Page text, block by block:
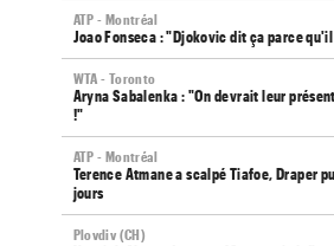
ATP - Montréal
Joao Fonseca : "Djokovic dit ça parce
WTA - Toronto
Aryna Sabalenka : "On devrait leur
!"
ATP - Montréal
Terence Atmane a scalpé Tiafoe, Draper
jours
Plovdiv (CH)